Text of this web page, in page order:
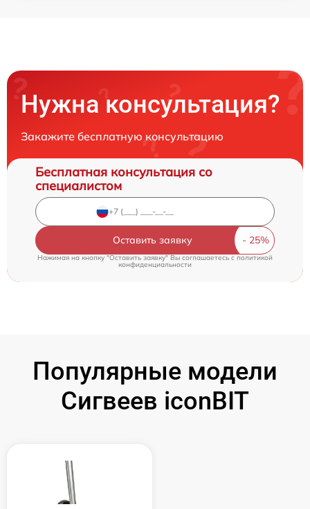
Нужна консультация?
Закажите бесплатную консультацию
Бесплатная консультация со
специалистом
Оставить заявку
Нажимая на кнопку "Оставить заявку" Вы соглашаетесь cполитикой
конфиденциальности
Популярные модели
Сигвеев iconBIT